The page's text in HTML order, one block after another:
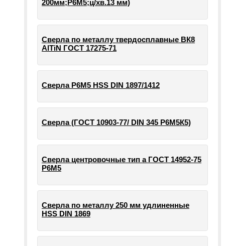
200мм;Р6М5;ц/хв.13 мм)
Сверла по металлу твердосплавные ВК8
AlTiN ГОСТ 17275-71
Сверла Р6М5 HSS DIN 1897/1412
Сверла (ГОСТ 10903-77/ DIN 345 Р6М5К5)
Сверла центровочные тип а ГОСТ 14952-75
Р6М5
Сверла по металлу 250 мм удлиненные
HSS DIN 1869